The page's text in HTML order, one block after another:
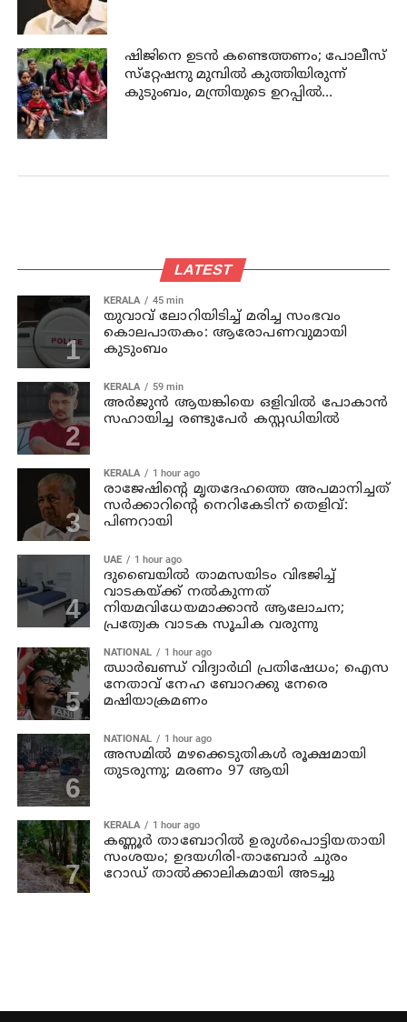
ഷിജിനെ ഉടന്‍ കണ്ടെത്തണം; പോലീസ്
സ്‌റ്റേഷനു മുമ്പില്‍ കുത്തിയിരുന്ന്
കുടുംബം, മന്ത്രിയുടെ ഉറപ്പില്‍
LATEST
KERALA 45 min
യുവാവ് ലോറിയിടിച്ച് മരിച്ച സംഭവം
കൊലപാതകം: ആരോപണവുമായി
കുടുംബം
KERALA 59 min
അര്‍ജുന്‍ ആയങ്കിയെ ഒളിവില്‍ പോകാന്‍
സഹായിച്ച രണ്ടുപേര്‍ കസ്റ്റഡിയില്‍
KERALA 1 hour ago
രാജേഷിന്റെ മൃതദേഹത്തെ അപമാനിച്ചത്
സര്‍ക്കാറിന്റെ നെറികേടിന് തെളിവ്:
പിണറായി
UAE 1 hour ago
ദുബൈയിൽ താമസയിടം വിഭജിച്ച്
വാടകയ്ക്ക് നൽകുന്നത്
നിയമവിധേയമാക്കാൻ ആലോചന;
പ്രത്യേക വാടക സൂചിക വരുന്നു
NATIONAL 1 hour ago
ഝാര്‍ഖണ്ഡ് വിദ്യാര്‍ഥി പ്രതിഷേധം; ഐസ
നേതാവ് നേഹ ബോറക്കു നേരെ
മഷിയാക്രമണം
NATIONAL 1 hour ago
അസമില്‍ മഴക്കെടുതികള്‍ രൂക്ഷമായി
തുടരുന്നു; മരണം 97 ആയി
KERALA 1 hour ago
കണ്ണൂര്‍ താബോറില്‍ ഉരുള്‍പൊട്ടിയതായി
സംശയം; ഉദയഗിരി-താബോര്‍ ചുരം
റോഡ് താല്‍ക്കാലികമായി അടച്ചു